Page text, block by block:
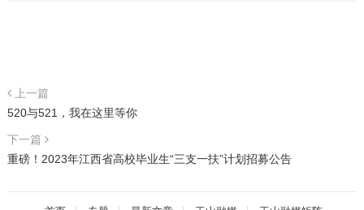
上一篇
520与521，我在这里等你
下一篇
重磅！2023年江西省高校毕业生“三支一扶”计划招募公告